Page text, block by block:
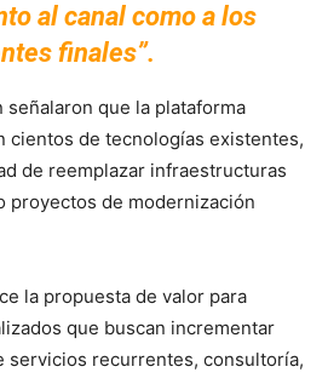
al canal como a los
finales”.
que la plataforma
cientos de tecnologías existentes,
de reemplazar infraestructuras
proyectos de modernización
la propuesta de valor para
que buscan incrementar
servicios recurrentes, consultoría,